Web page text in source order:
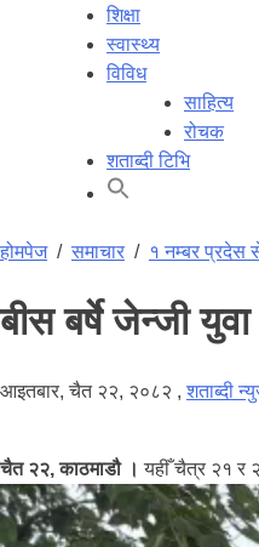
शिक्षा
स्वास्थ्य
विविध
साहित्य
रोचक
शताब्दी टिभि
होमपेज/समाचार / १ नम्बर प्रदेस
बीस बर्षे जेन्जी
आइतबार, चैत २२, २०८२ ,शताब्दी
चैत २२, काठमाडौ । यहीँ चैत्र २१ र